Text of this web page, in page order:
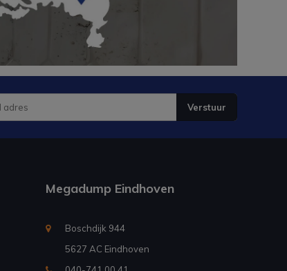
Verstuur
Megadump Eindhoven
Boschdijk 944
5627 AC Eindhoven